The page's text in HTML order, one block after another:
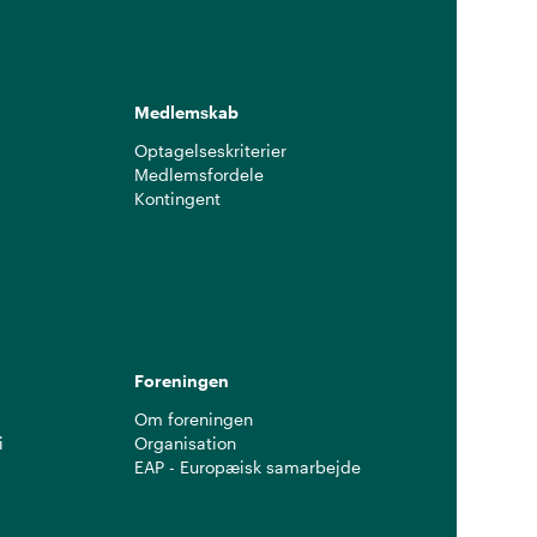
Medlemskab
Optagelseskriterier
Medlemsfordele
Kontingent
Foreningen
Om foreningen
Organisation
EAP - Europæisk samarbejde